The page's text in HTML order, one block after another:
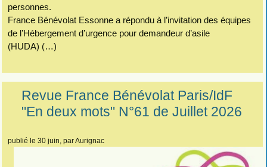
personnes.
France Bénévolat Essonne a répondu à l’invitation des équipes
de l’Hébergement d’urgence pour demandeur d’asile
(HUDA) (…)
Revue France Bénévolat Paris/IdF
"En deux mots" N°61 de Juillet 2026
publié le 30 juin , par Aurignac